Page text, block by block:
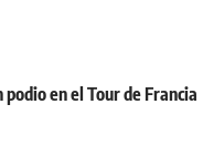
en el Tour de Francia